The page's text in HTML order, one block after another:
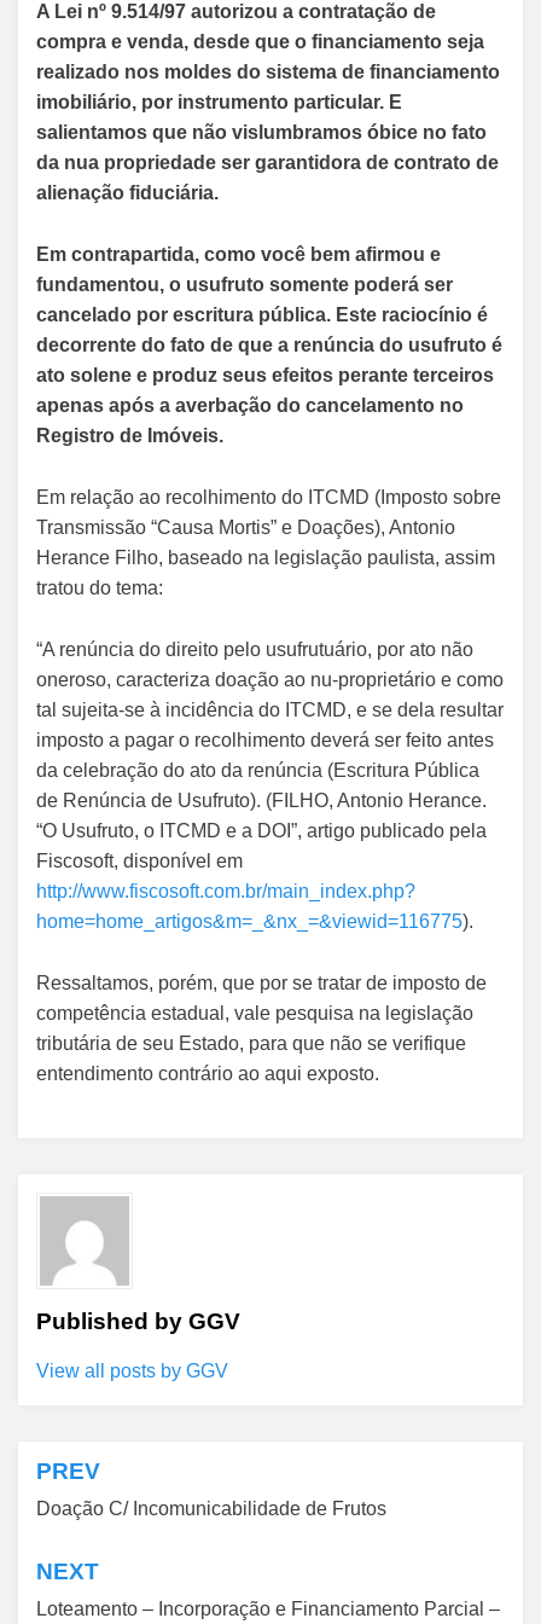
A Lei nº 9.514/97 autorizou a contratação de
compra e venda, desde que o financiamento seja
realizado nos moldes do sistema de financiamento
imobiliário, por instrumento particular. E
salientamos que não vislumbramos óbice no fato
da nua propriedade ser garantidora de contrato de
alienação fiduciária.
Em contrapartida, como você bem afirmou e
fundamentou, o usufruto somente poderá ser
cancelado por escritura pública. Este raciocínio é
decorrente do fato de que a renúncia do usufruto é
ato solene e produz seus efeitos perante terceiros
apenas após a averbação do cancelamento no
Registro de Imóveis.
Em relação ao recolhimento do ITCMD (Imposto sobre
Transmissão “Causa Mortis” e Doações), Antonio
Herance Filho, baseado na legislação paulista, assim
tratou do tema:
“A renúncia do direito pelo usufrutuário, por ato não
oneroso, caracteriza doação ao nu-proprietário e como
tal sujeita-se à incidência do ITCMD, e se dela resultar
imposto a pagar o recolhimento deverá ser feito antes
da celebração do ato da renúncia (Escritura Pública
de Renúncia de Usufruto). (FILHO, Antonio Herance.
“O Usufruto, o ITCMD e a DOI”, artigo publicado pela
Fiscosoft, disponível em
http://www.fiscosoft.com.br/main_index.php?
home=home_artigos&m=_&nx_=&viewid=116775).
Ressaltamos, porém, que por se tratar de imposto de
competência estadual, vale pesquisa na legislação
tributária de seu Estado, para que não se verifique
entendimento contrário ao aqui exposto.
Published by GGV
View all posts by GGV
Navegação
de
Post
PREV
Doação C/ Incomunicabilidade de Frutos
NEXT
Loteamento – Incorporação e Financiamento Parcial –